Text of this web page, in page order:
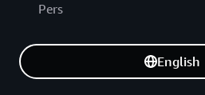
Pers
English